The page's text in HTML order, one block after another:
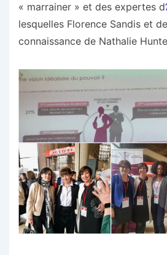
« marrainer » et des expertes d
lesquelles Florence Sandis et
connaissance de Nathalie